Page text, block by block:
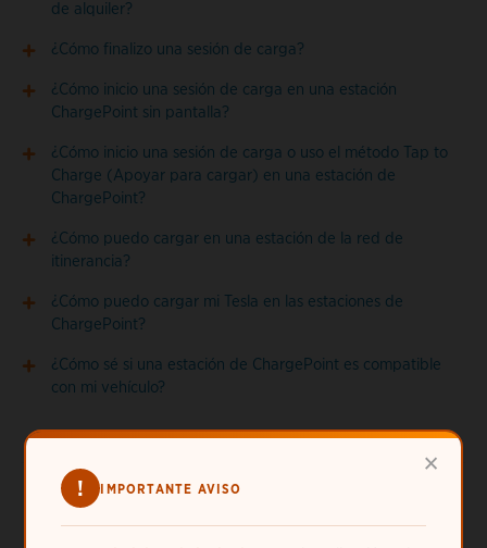
×
! IMPORTANTE AVISO
de alquiler?
¿Cómo finalizo una sesión de carga?
¿Cómo inicio una sesión de carga en una estación
ChargePoint sin pantalla?
¿Cómo inicio una sesión de carga o uso el método Tap to
Charge (Apoyar para cargar) en una estación de
ChargePoint?
¿Cómo puedo cargar en una estación de la red de
itinerancia?
¿Cómo puedo cargar mi Tesla en las estaciones de
ChargePoint?
¿Cómo sé si una estación de ChargePoint es compatible
con mi vehículo?